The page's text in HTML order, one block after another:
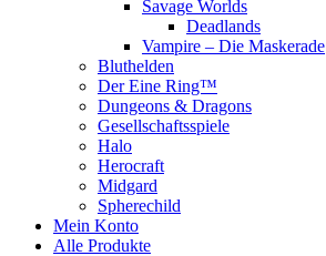
Savage Worlds
Deadlands
Vampire – Die Maskerade
Bluthelden
Der Eine Ring™
Dungeons & Dragons
Gesellschaftsspiele
Halo
Herocraft
Midgard
Spherechild
Mein Konto
Alle Produkte